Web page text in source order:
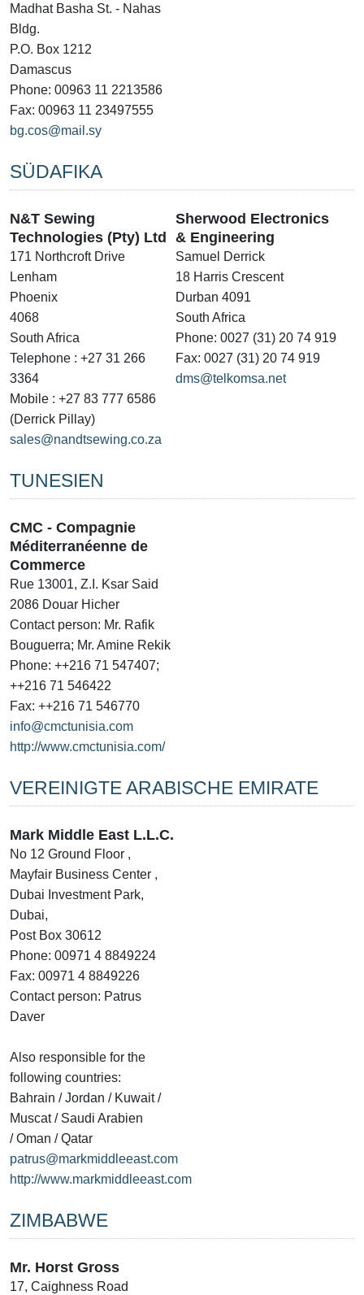
Madhat Basha St. - Nahas
Bldg.
P.O. Box 1212
Damascus
Phone: 00963 11 2213586
Fax: 00963 11 23497555
bg.cos@mail.sy
SÜDAFIKA
N&T Sewing
Technologies (Pty) Ltd
171 Northcroft Drive
Lenham
Phoenix
4068
South Africa
Telephone : +27 31 266
3364
Mobile : +27 83 777 6586
(Derrick Pillay)
sales@nandtsewing.co.za
Sherwood Electronics
& Engineering
Samuel Derrick
18 Harris Crescent
Durban 4091
South Africa
Phone: 0027 (31) 20 74 919
Fax: 0027 (31) 20 74 919
dms@telkomsa.net
TUNESIEN
CMC - Compagnie
Méditerranéenne de
Commerce
Rue 13001, Z.I. Ksar Said
2086 Douar Hicher
Contact person: Mr. Rafik
Bouguerra; Mr. Amine Rekik
Phone: ++216 71 547407;
++216 71 546422
Fax: ++216 71 546770
info@cmctunisia.com
http://www.cmctunisia.com/
VEREINIGTE ARABISCHE EMIRATE
Mark Middle East L.L.C.
No 12 Ground Floor ,
Mayfair Business Center ,
Dubai Investment Park,
Dubai,
Post Box 30612
Phone: 00971 4 8849224
Fax: 00971 4 8849226
Contact person: Patrus
Daver
Also responsible for the
following countries:
Bahrain / Jordan / Kuwait /
Muscat / Saudi Arabien
/ Oman / Qatar
patrus@markmiddleeast.com
http://www.markmiddleeast.com
ZIMBABWE
Mr. Horst Gross
17, Caighness Road